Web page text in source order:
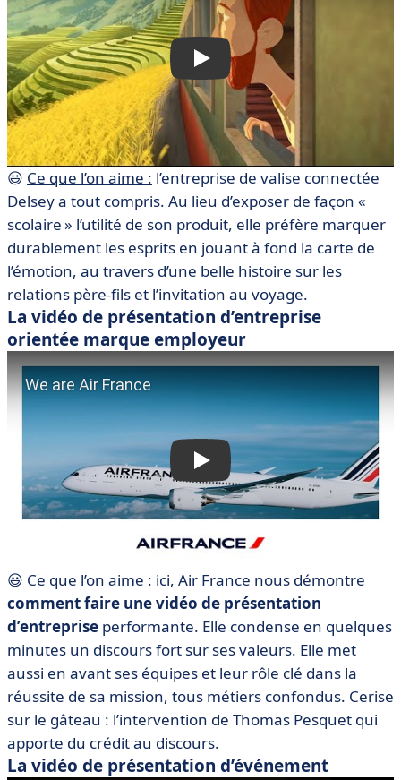
😃 Ce que l’on aime : l’entreprise de valise connectée
Delsey a tout compris. Au lieu d’exposer de façon «
scolaire » l’utilité de son produit, elle préfère marquer
durablement les esprits en jouant à fond la carte de
l’émotion, au travers d’une belle histoire sur les
relations père-fils et l’invitation au voyage.
La vidéo de présentation d’entreprise
orientée marque employeur
😃 Ce que l’on aime : ici, Air France nous démontre
comment faire une vidéo de présentation
d’entreprise performante. Elle condense en quelques
minutes un discours fort sur ses valeurs. Elle met
aussi en avant ses équipes et leur rôle clé dans la
réussite de sa mission, tous métiers confondus. Cerise
sur le gâteau : l’intervention de Thomas Pesquet qui
apporte du crédit au discours.
La vidéo de présentation d’événement